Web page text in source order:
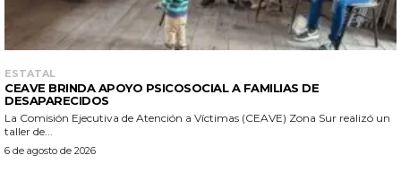
ESTATAL
CEAVE BRINDA APOYO PSICOSOCIAL A FAMILIAS DE
DESAPARECIDOS
La Comisión Ejecutiva de Atención a Víctimas (CEAVE) Zona Sur realizó un
taller de...
6 de agosto de 2026